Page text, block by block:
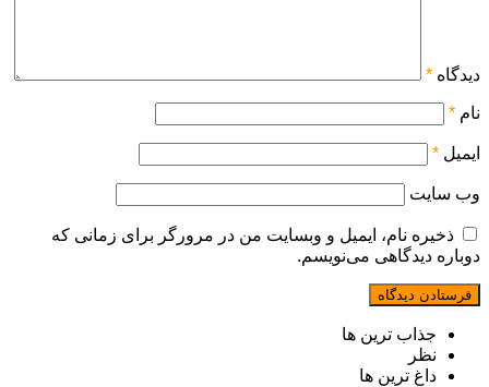
دیدگاه *
نام *
ایمیل *
وب‌ سایت
ذخیره نام، ایمیل و وبسایت من در مرورگر برای زمانی که
دوباره دیدگاهی می‌نویسم.
جذاب ترین ها
نظر
داغ ترین ها